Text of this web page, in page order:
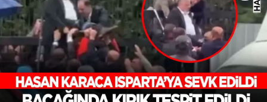
İlginç
KÜLTÜR SANAT
MAGAZİN